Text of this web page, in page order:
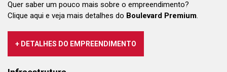
Quer saber um pouco mais sobre o empreendimento?
Clique aqui e veja mais detalhes do Boulevard Premium.
+ DETALHES DO EMPREENDIMENTO